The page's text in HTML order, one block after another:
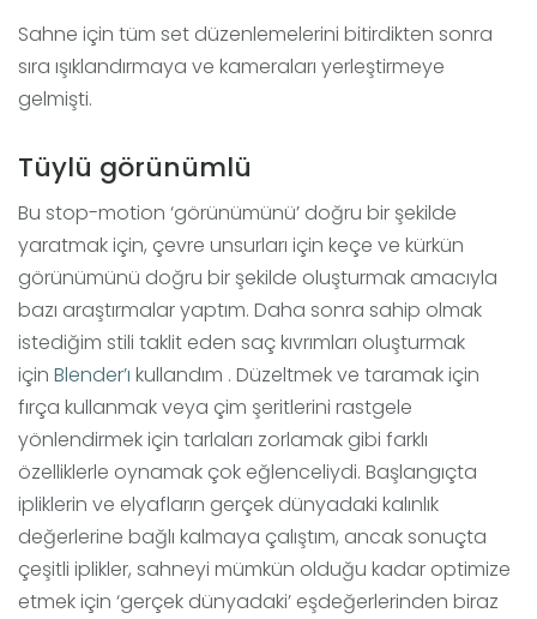
Sahne için tüm set düzenlemelerini bitirdikten sonra
sıra ışıklandırmaya ve kameraları yerleştirmeye
gelmişti.
Tüylü görünümlü
Bu stop-motion ‘görünümünü’ doğru bir şekilde
yaratmak için, çevre unsurları için keçe ve kürkün
görünümünü doğru bir şekilde oluşturmak amacıyla
bazı araştırmalar yaptım. Daha sonra sahip olmak
istediğim stili taklit eden saç kıvrımları oluşturmak
için Blender’ı kullandım . Düzeltmek ve taramak için
fırça kullanmak veya çim şeritlerini rastgele
yönlendirmek için tarlaları zorlamak gibi farklı
özelliklerle oynamak çok eğlenceliydi. Başlangıçta
ipliklerin ve elyafların gerçek dünyadaki kalınlık
değerlerine bağlı kalmaya çalıştım, ancak sonuçta
çeşitli iplikler, sahneyi mümkün olduğu kadar optimize
etmek için ‘gerçek dünyadaki’ eşdeğerlerinden biraz